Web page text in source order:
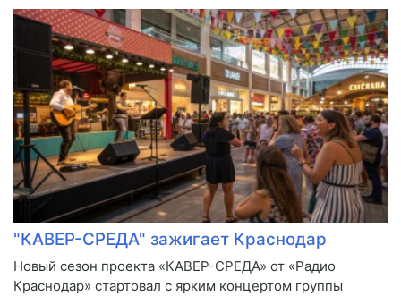
"КАВЕР-СРЕДА" зажигает Краснодар
Новый сезон проекта «КАВЕР-СРЕДА» от «Радио
Краснодар» стартовал с ярким концертом группы